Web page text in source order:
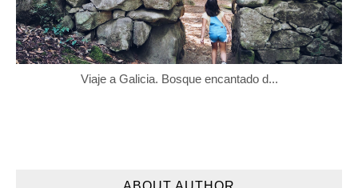
Viaje a Galicia. Bosque encantado d...